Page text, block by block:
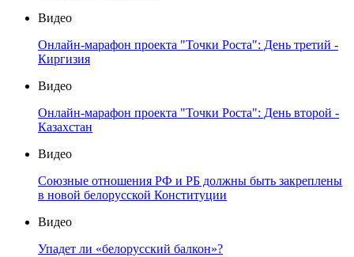
Видео
Онлайн-марафон проекта "Точки Роста": День третий -
Киргизия
Видео
Онлайн-марафон проекта "Точки Роста": День второй -
Казахстан
Видео
Союзные отношения РФ и РБ должны быть закреплены
в новой белорусской Конституции
Видео
Упадет ли «белорусский балкон»?